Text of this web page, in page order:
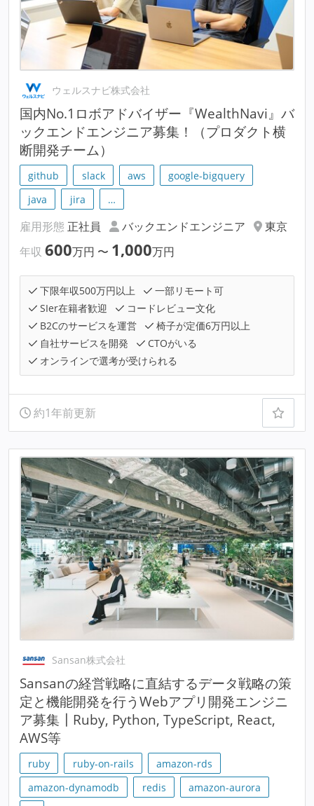
ウェルスナビ株式会社
国内No.1ロボアドバイザー『WealthNavi』バ
ックエンドエンジニア募集！（プロダクト横
断開発チーム）
github slack aws
google-bigquery
java
jira …
雇用形態 正社員 バックエンドエンジニア
東京
年収 600万円 〜 1,000万円
下限年収500万円以上
一部リモート可
SIer在籍者歓迎
コードレビュー文化
B2Cのサービスを運営
椅子が定価6万円以上
自社サービスを開発
CTOがいる
オンラインで選考が受けられる
約1年前更新
Sansan株式会社
Sansanの経営戦略に直結するデータ戦略の策
定と機能開発を行うWebアプリ開発エンジニ
ア募集┃Ruby, Python, TypeScript, React,
AWS等
ruby ruby-on-rails
amazon-rds
amazon-dynamodb
redis
amazon-aurora